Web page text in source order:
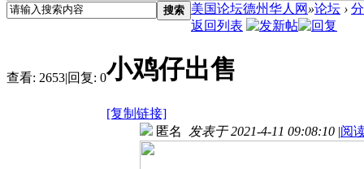
搜索 美国论坛德州华人网 »论坛 ›
返回列表
查看: 2653|回复: 0小鸡仔出售
[复制链接]
匿名 发表于 2021-4-11 09:08:10 |阅